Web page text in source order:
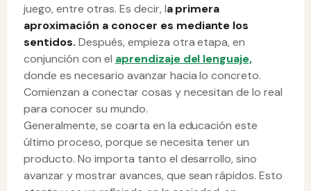
juego, entre otras. Es decir, la primera
aproximación a conocer es mediante los
sentidos. Después, empieza otra etapa, en
conjunción con el aprendizaje del lenguaje,
donde es necesario avanzar hacia lo concreto.
Comienzan a conectar cosas y necesitan de lo real
para conocer su mundo.
Generalmente, se coarta en la educación este
último proceso, porque se necesita tener un
producto. No importa tanto el desarrollo, sino
avanzar y mostrar avances, que sean rápidos. Esto